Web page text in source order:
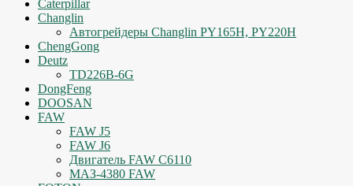
Caterpillar
Changlin
Автогрейдеры Changlin PY165H, PY220H
ChengGong
Deutz
TD226B-6G
DongFeng
DOOSAN
FAW
FAW J5
FAW J6
Двигатель FAW C6110
МАЗ-4380 FAW